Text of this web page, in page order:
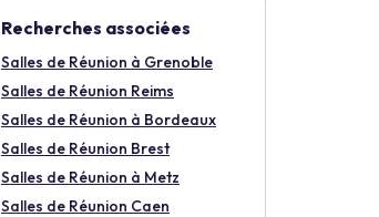
Recherches associées
Salles de Réunion à Grenoble
Salles de Réunion Reims
Salles de Réunion à Bordeaux
Salles de Réunion Brest
Salles de Réunion à Metz
Salles de Réunion Caen